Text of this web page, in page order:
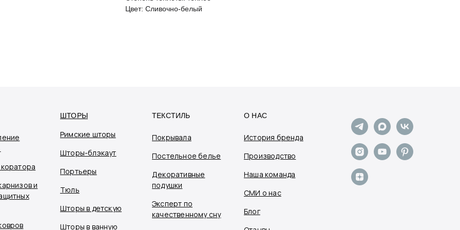
Цвет: Сливочно-белый
и
ШТОРЫ
Римские шторы
Шторы-блэкаут
Портьеры
Тюль
Шторы в детскую
Шторы в ванную
ТЕКСТИЛЬ
Покрывала
Постельное белье
Декоративные
подушки
Эксперт по
качественному сну
О НАС
История бренда
Производство
Наша команда
СМИ о нас
Блог